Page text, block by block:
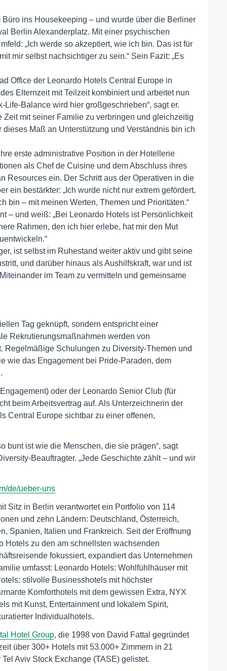
ins Housekeeping – und wurde über die Berliner
Berlin Alexanderplatz. Mit einer psychischen
„Ich werde so akzeptiert, wie ich bin. Das ist für
mir selbst nachsichtiger zu sein.“ Sein Fazit: „Es
Office der Leonardo Hotels Central Europe in
Elternzeit mit Teilzeit kombiniert und arbeitet nun
Life-Balance wird hier großgeschrieben“, sagt er.
mit seiner Familie zu verbringen und gleichzeitig
Maß an Unterstützung und Verständnis bin ich
erste administrative Position in der Hotellerie
als Chef de Cuisine und dem Abschluss ihres
Resources ein. Der Schritt aus der Operativen in die
ein bestärkter: „Ich wurde nicht nur extrem gefördert,
bin – mit meinen Werten, Themen und Prioritäten.“
– und weiß: „Bei Leonardo Hotels ist Persönlichkeit
Rahmen, den ich hier erlebe, hat mir den Mut
ist selbst im Ruhestand weiter aktiv und gibt seine
und darüber hinaus als Aushilfskraft, war und ist
im Team zu vermitteln und gemeinsame
Tag geknüpft, sondern entspricht einer
Rekrutierungsmaßnahmen werden von
Regelmäßige Schulungen zu Diversity-Themen und
wie das Engagement bei Pride-Paraden, dem
oder der Leonardo Senior Club (für
beim Arbeitsvertrag auf. Als Unterzeichnerin der
Central Europe sichtbar zu einer offenen,
bunt ist wie die Menschen, die sie prägen“, sagt
Beauftragter. „Jede Geschichte zählt – und wir
de/ueber-uns
Sitz in Berlin verantwortet ein Portfolio von 114
und zehn Ländern: Deutschland, Österreich,
Spanien, Italien und Frankreich. Seit der Eröffnung
Hotels zu den am schnellsten wachsenden
fokussiert, expandiert das Unternehmen
umfasst: Leonardo Hotels: Wohlfühlhäuser mit
stilvolle Businesshotels mit höchster
Komforthotels mit dem gewissen Extra, NYX
mit Kunst, Entertainment und lokalem Spirit,
Individualhotels.
Hotel Group, die 1998 von David Fattal gegründet
über 300+ Hotels mit 53.000+ Zimmern in 21
Aviv Stock Exchange (TASE) gelistet.